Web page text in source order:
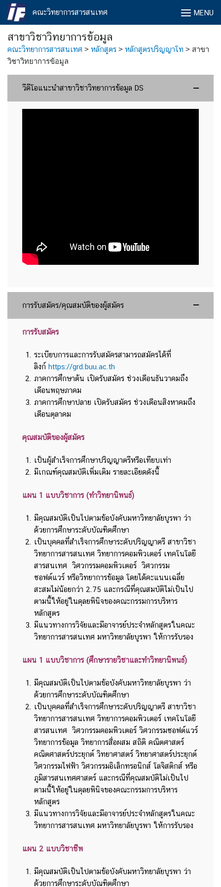
Skip
คณะวิทยาการสารสนเทศ MENU
สาขาวิชาวิทยาการข้อมูล
คณะวิทยาการสารสนเทศ > หลักสูตร > หลักสูตรปริญญาโท > สาขา
วิชาวิทยาการข้อมูล
วีดีโอแนะนำสาขาวิชาวิทยาการข้อมูล DS
การรับสมัคร/คุณสมบัติของผู้สมัคร
การรับสมัคร
ระเบียบการและการรับสมัครสามารถสมัครได้ที่
ลิงก์ https://grd.buu.ac.th
ภาคการศึกษาต้น เปิดรับสมัคร ช่วงเดือนธันวาคมถึง
เดือนพฤษภาคม
ภาคการศึกษาปลาย เปิดรับสมัคร ช่วงเดือนสิงหาคมถึง
เดือนตุลาคม
คุณสมบัติของผู้สมัคร
เป็นผู้สำเร็จการศึกษาปริญญาตรีหรือเทียบเท่า
มีเกณฑ์คุณสมบัติเพิ่มเติม รายละเอียดดังนี้
แผน 1 แบบวิชาการ (ทำวิทยานิพนธ์)
มีคุณสมบัติเป็นไปตามข้อบังคับมหาวิทยาลัยบูรพา ว่า
ด้วยการศึกษาระดับบัณฑิตศึกษา
เป็นบุคคลที่สำเร็จการศึกษาระดับปริญญาตรี สาขาวิชา
วิทยาการสารสนเทศ วิทยาการคอมพิวเตอร์ เทคโนโลยี
สารสนเทศ วิศวกรรมคอมพิวเตอร์ วิศวกรรม
ซอฟต์แวร์ หรือวิทยาการข้อมูล โดยได้คะแนนเฉลี่ย
สะสมไม่น้อยกว่า 2.75 และกรณีที่คุณสมบัติไม่เป็นไป
ตามนี้ให้อยู่ในดุลยพินิจของคณะกรรมการบริหาร
หลักสูตร
มีแนวทางการวิจัยและมีอาจารย์ประจำหลักสูตรในคณะ
วิทยาการสารสนเทศ มหาวิทยาลัยบูรพา ให้การรับรอง
แผน 1 แบบวิชาการ (ศึกษารายวิชาและทำวิทยานิพนธ์)
มีคุณสมบัติเป็นไปตามข้อบังคับมหาวิทยาลัยบูรพา ว่า
ด้วยการศึกษาระดับบัณฑิตศึกษา
เป็นบุคคลที่สำเร็จการศึกษาระดับปริญญาตรี สาขาวิชา
วิทยาการสารสนเทศ วิทยาการคอมพิวเตอร์ เทคโนโลยี
สารสนเทศ วิศวกรรมคอมพิวเตอร์ วิศวกรรมซอฟต์แวร์
วิทยาการข้อมูล วิทยาการสื่อผสม สถิติ คณิตศาสตร์
คณิตศาสตร์ประยุกต์ วิทยาศาสตร์ วิทยาศาสตร์ประยุกต์
วิศวกรรมไฟฟ้า วิศวกรรมอิเล็กทรอนิกส์ โลจิสติกส์ หรือ
ภูมิสารสนเทศศาสตร์ และกรณีที่คุณสมบัติไม่เป็นไป
ตามนี้ให้อยู่ในดุลยพินิจของคณะกรรมการบริหาร
หลักสูตร
มีแนวทางการวิจัยและมีอาจารย์ประจำหลักสูตรในคณะ
วิทยาการสารสนเทศ มหาวิทยาลัยบูรพา ให้การรับรอง
แผน 2 แบบวิชาชีพ
มีคุณสมบัติเป็นไปตามข้อบังคับมหาวิทยาลัยบูรพา ว่า
ด้วยการศึกษาระดับบัณฑิตศึกษา